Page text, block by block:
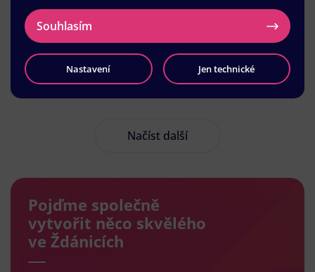
Načíst další
Pojďme společně
vytvořit něco skvělého
ve Ždánicích
Souhlasím
Nastavení Jen technické